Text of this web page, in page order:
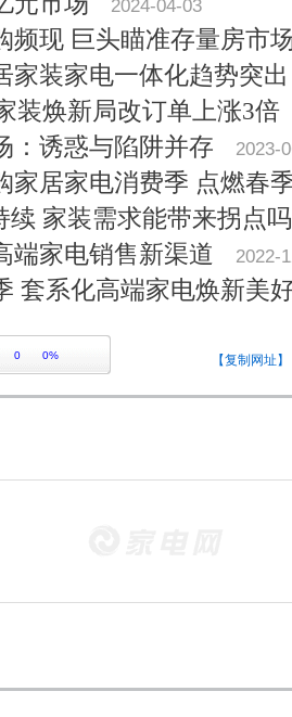
2024-04-03
频现 巨头瞄准存量房市
家装家电一体化趋势突出
装焕新局改订单上涨3倍
：诱惑与陷阱并存
2023-
家居家电消费季 点燃春
续 家装需求能带来拐点吗
端家电销售新渠道
2022-
套系化高端家电焕新美
0 0% 【复制网址】